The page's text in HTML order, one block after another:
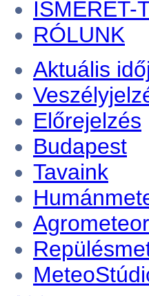
ISMERET-
RÓLUNK
Aktuális
Előrejelzés
Budapest
Tavaink